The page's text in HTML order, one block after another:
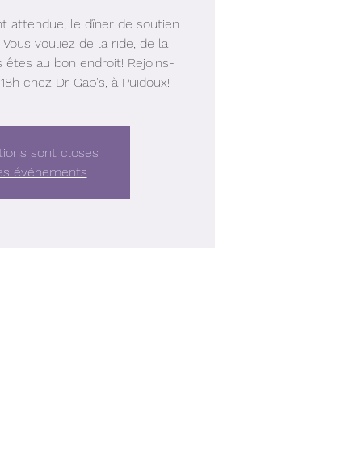
attendue, le dîner de soutien
vouliez de la ride, de la
êtes au bon endroit! Rejoins-
chez Dr Gab's, à Puidoux!
sont closes
événements